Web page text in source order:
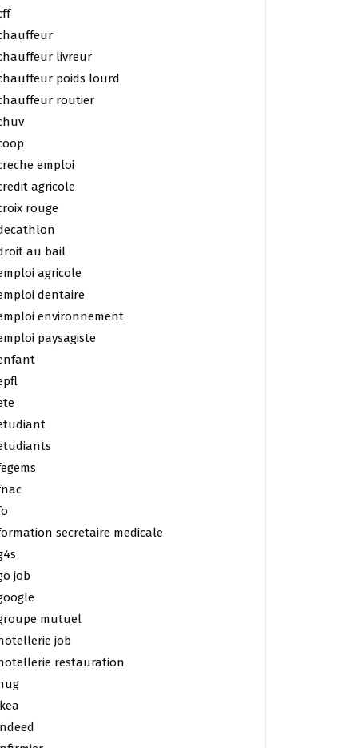
livreur
poids lourd
routier
emploi
agricole
rouge
au bail
agricole
dentaire
environnement
paysagiste
secretaire medicale
job
mutuel
job
restauration